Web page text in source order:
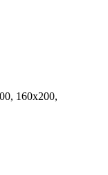
160x200,